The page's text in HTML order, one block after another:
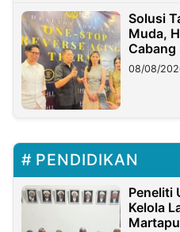
Solusi
Muda,
Cabang
08/08/
PENDIDIKAN
Peneliti
Kelola